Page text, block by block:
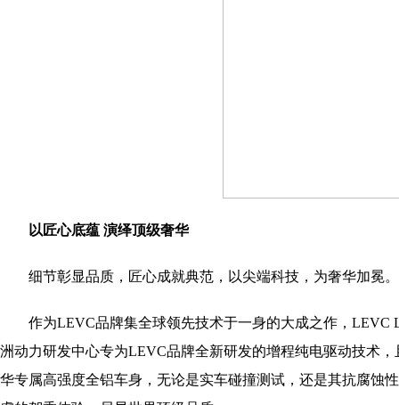
以匠心底蕴 演绎顶级奢华
细节彰显品质，匠心成就典范，以尖端科技，为奢华加冕。
作为LEVC品牌集全球领先技术于一身的大成之作，
洲动力研发中心专为LEVC品牌全新研发的增程纯电驱动技术
华专属高强度全铝车身，无论是实车碰撞测试，还是其抗腐蚀